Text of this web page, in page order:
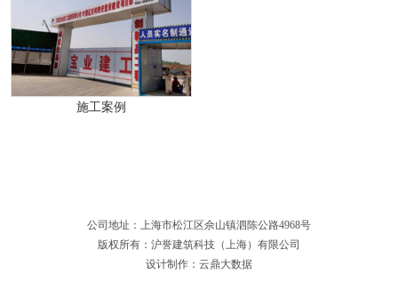
施工案例
公司地址：上海市松江区佘山镇泗陈公路4968号
版权所有：沪誉建筑科技（上海）有限公司
设计制作：云鼎大数据